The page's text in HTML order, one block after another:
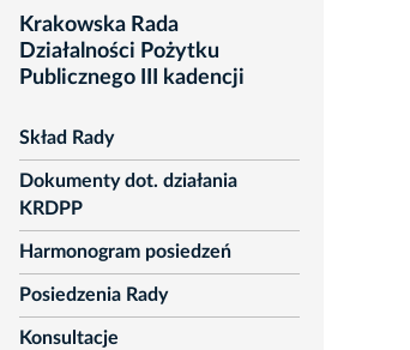
Krakowska Rada
Działalności Pożytku
Publicznego III kadencji
Skład Rady
Dokumenty dot. działania
KRDPP
Harmonogram posiedzeń
Posiedzenia Rady
Konsultacje